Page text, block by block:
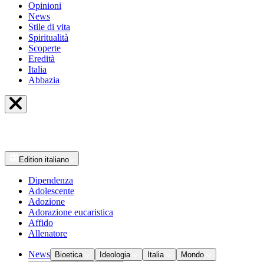
Opinioni
News
Stile di vita
Spiritualità
Scoperte
Eredità
Italia
Abbazia
Edition italiano
Dipendenza
Adolescente
Adozione
Adorazione eucaristica
Affido
Allenatore
News Bioetica Ideologia Italia
Mondo